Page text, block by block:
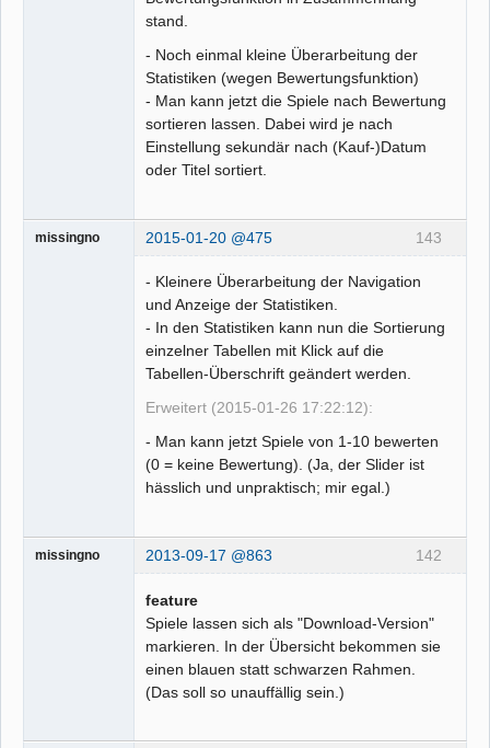
stand.
- Noch einmal kleine Überarbeitung der
Statistiken (wegen Bewertungsfunktion)
- Man kann jetzt die Spiele nach Bewertung
sortieren lassen. Dabei wird je nach
Einstellung sekundär nach (Kauf-)Datum
oder Titel sortiert.
143
missingno 2015-01-20 @475
- Kleinere Überarbeitung der Navigation
und Anzeige der Statistiken.
- In den Statistiken kann nun die Sortierung
einzelner Tabellen mit Klick auf die
Tabellen-Überschrift geändert werden.
Erweitert (2015-01-26 17:22:12):
- Man kann jetzt Spiele von 1-10 bewerten
(0 = keine Bewertung). (Ja, der Slider ist
hässlich und unpraktisch; mir egal.)
142
missingno 2013-09-17 @863
feature
Spiele lassen sich als "Download-Version"
markieren. In der Übersicht bekommen sie
einen blauen statt schwarzen Rahmen.
(Das soll so unauffällig sein.)